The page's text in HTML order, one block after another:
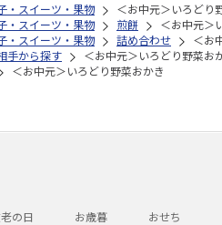
・スイーツ・果物
＜お中元＞いろどり
・スイーツ・果物 煎餅
＜お中元＞
・スイーツ・果物 詰め合わせ
＜お
手から探す
＜お中元＞いろどり野菜お
＜お中元＞いろどり野菜おかき
の日 お歳暮 おせち